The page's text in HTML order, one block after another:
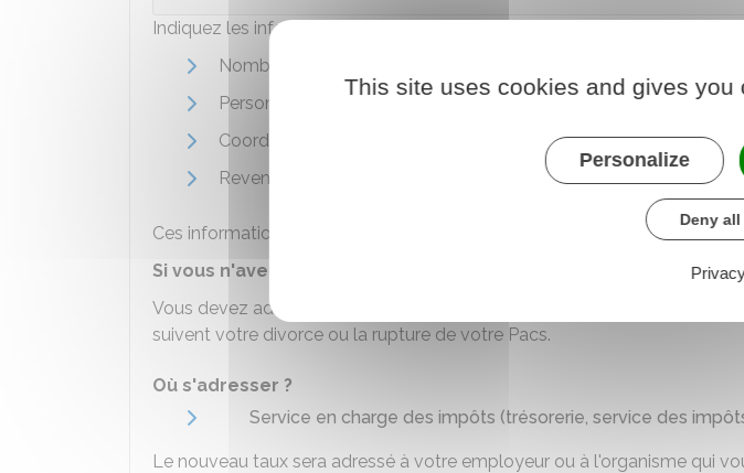
Indiquez les informations suivantes :
Nombre de personnes à charge
Personnes rattachées
Coordonnées bancaires de votre nouveau foyer fiscal
Revenus personnels (ou une estimation de ceux-ci).
Ces informations permettent de déterminer votre nouveau taux de
Si vous n'avez pas d'espace personnel en ligne
Vous devez adresser un
suivent votre divorce ou la rupture de votre Pacs.
Où s'adresser ?
Service en charge des impôts (trésorerie, service des
Le nouveau taux sera adressé à votre employeur ou à l'organisme qui
This site uses cookies and gives
Personalize
Deny